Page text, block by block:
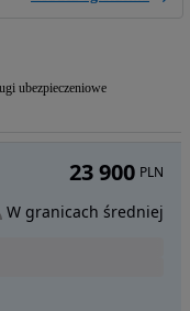
ubezpieczeniowe
23 900 PLN
W granicach średniej